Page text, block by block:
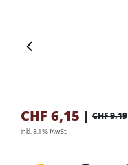
CHF 6,15 | CHF 9,19
inkl. 8.1 % MwSt.